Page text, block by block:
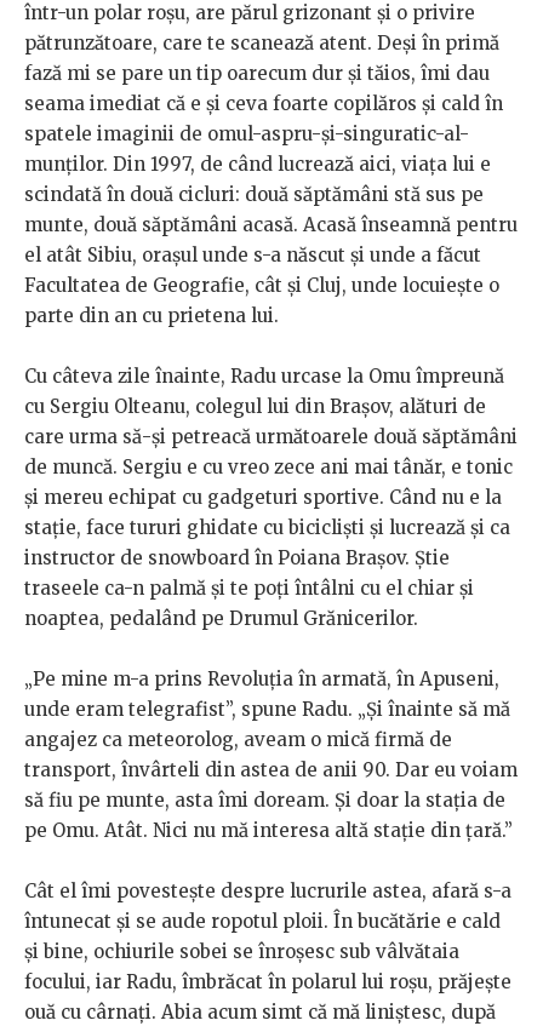
într-un polar roșu, are părul grizonant și o privire
pătrunzătoare, care te scanează atent. Deși în primă
fază mi se pare un tip oarecum dur și tăios, îmi dau
seama imediat că e și ceva foarte copilăros și cald în
spatele imaginii de omul-aspru-și-singuratic-al-
munților. Din 1997, de când lucrează aici, viața lui e
scindată în două cicluri: două săptămâni stă sus pe
munte, două săptămâni acasă. Acasă înseamnă pentru
el atât Sibiu, orașul unde s-a născut și unde a făcut
Facultatea de Geografie, cât și Cluj, unde locuiește o
parte din an cu prietena lui.
Cu câteva zile înainte, Radu urcase la Omu împreună
cu Sergiu Olteanu, colegul lui din Brașov, alături de
care urma să-și petreacă următoarele două săptămâni
de muncă. Sergiu e cu vreo zece ani mai tânăr, e tonic
și mereu echipat cu gadgeturi sportive. Când nu e la
stație, face tururi ghidate cu bicicliști și lucrează și ca
instructor de snowboard în Poiana Brașov. Știe
traseele ca-n palmă și te poți întâlni cu el chiar și
noaptea, pedalând pe Drumul Grănicerilor.
„Pe mine m-a prins Revoluția în armată, în Apuseni,
unde eram telegrafist”, spune Radu. „Și înainte să mă
angajez ca meteorolog, aveam o mică firmă de
transport, învârteli din astea de anii 90. Dar eu voiam
să fiu pe munte, asta îmi doream. Și doar la stația de
pe Omu. Atât. Nici nu mă interesa altă stație din țară.”
Cât el îmi povestește despre lucrurile astea, afară s-a
întunecat și se aude ropotul ploii. În bucătărie e cald
și bine, ochiurile sobei se înroșesc sub vâlvătaia
focului, iar Radu, îmbrăcat în polarul lui roșu, prăjește
ouă cu cârnați. Abia acum simt că mă liniștesc, după